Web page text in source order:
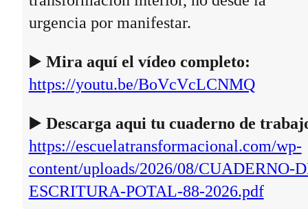
urgencia por manifestar.
▶️ Mira aquí el vídeo completo:
https://youtu.be/BoVcVcLCNMQ
▶️ Descarga aqui tu cuaderno de
https://escuelatransformacional.com/wp-
content/uploads/2026/08/CUADERNO-
ESCRITURA-POTAL-88-2026.pdf